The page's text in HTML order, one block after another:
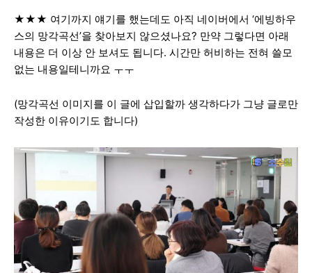
★★★ 여기까지 얘기를 했는데도 아직 네이버에서 ‘에빙하우
스의 망각곡선’을 찾아보지 않으셨나요? 만약 그렇다면 아래
내용은 더 이상 안 보셔도 됩니다. 시간만 허비하는 전혀 쓸모
없는 내용일테니까요 ㅜㅜ
(망각곡선 이미지를 이 글에 삽입할까 생각하다가 그냥 글로만
작성한 이유이기도 합니다)